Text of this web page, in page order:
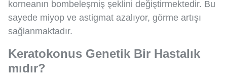
korneanın bombeleşmiş şeklini değiştirmektedir. Bu
sayede miyop ve astigmat azalıyor, görme artışı
sağlanmaktadır.
Keratokonus Genetik Bir Hastalık
mıdır?